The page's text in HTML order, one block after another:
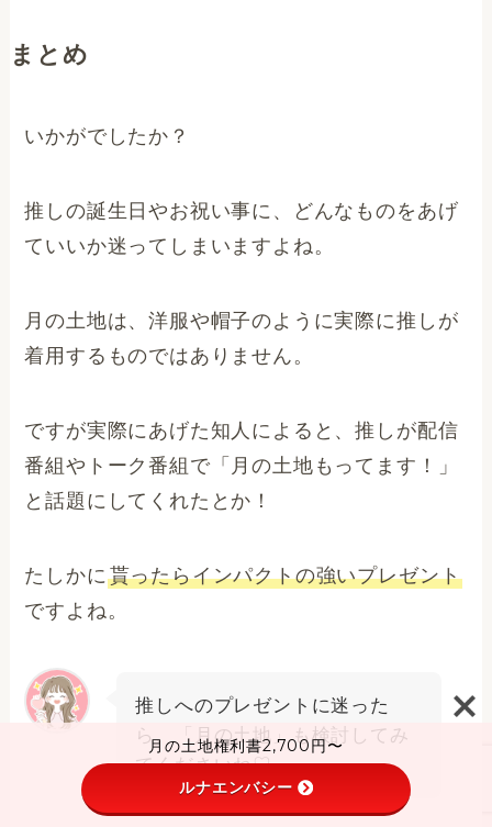
まとめ
いかがでしたか？
推しの誕生日やお祝い事に、どんなものをあげ
ていいか迷ってしまいますよね。
月の土地は、洋服や帽子のように実際に推しが
着用するものではありません。
ですが実際にあげた知人によると、推しが配信
番組やトーク番組で「月の土地もってます！」
と話題にしてくれたとか！
たしかに 貰ったらインパクトの強いプレゼント
ですよね。
推しへのプレゼントに迷った
ら、「月の土地」も検討してみ
てくださいね♡
月の土地権利書2,700円〜
ルナエンバシー